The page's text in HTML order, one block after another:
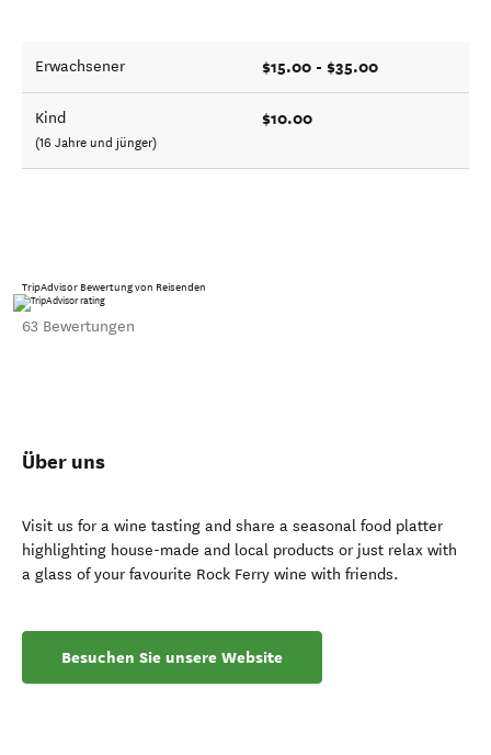
Erwachsener $15.00 - $35.00
Kind
(16 Jahre und jünger)
$10.00
TripAdvisor Bewertung von Reisenden
63 Bewertungen
Über uns
Visit us for a wine tasting and share a seasonal food platter
highlighting house-made and local products or just relax with
a glass of your favourite Rock Ferry wine with friends.
Besuchen Sie unsere Website